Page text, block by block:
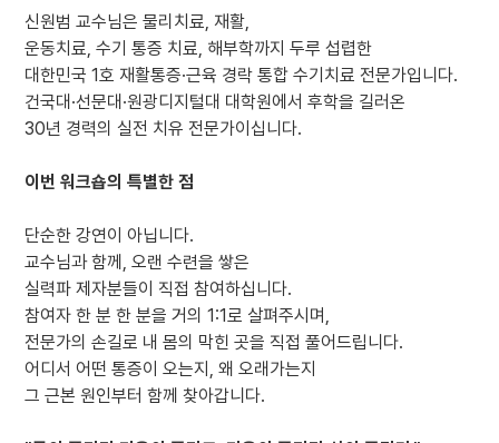
신원범 교수님은 물리치료, 재활,
운동치료, 수기 통증 치료, 해부학까지 두루 섭렵한
대한민국 1호 재활통증·근육 경락 통합 수기치료 전문가입니다.
건국대·선문대·원광디지털대 대학원에서 후학을 길러온
30년 경력의 실전 치유 전문가이십니다.
이번 워크숍의 특별한 점
단순한 강연이 아닙니다.
교수님과 함께, 오랜 수련을 쌓은
실력파 제자분들이 직접 참여하십니다.
참여자 한 분 한 분을 거의 1:1로 살펴주시며,
전문가의 손길로 내 몸의 막힌 곳을 직접 풀어드립니다.
어디서 어떤 통증이 오는지, 왜 오래가는지
그 근본 원인부터 함께 찾아갑니다.